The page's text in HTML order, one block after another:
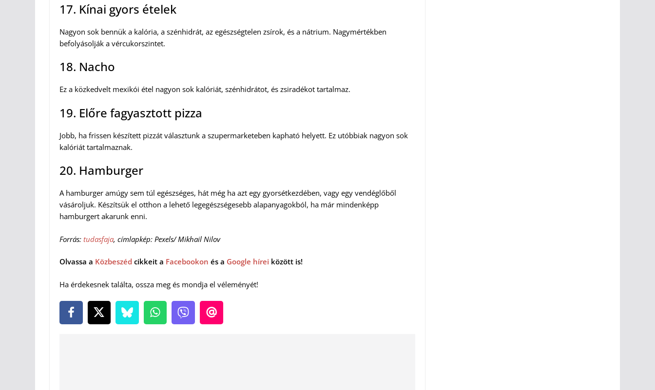
17. Kínai gyors ételek
Nagyon sok bennük a kalória, a szénhidrát, az egészségtelen zsírok, és a nátrium. Nagymértékben
befolyásolják a vércukorszintet.
18. Nacho
Ez a közkedvelt mexikói étel nagyon sok kalóriát, szénhidrátot, és zsiradékot tartalmaz.
19. Előre fagyasztott pizza
Jobb, ha frissen készített pizzát választunk a szupermarketeben kapható helyett. Ez utóbbiak nagyon sok
kalóriát tartalmaznak.
20. Hamburger
A hamburger amúgy sem túl egészséges, hát még ha azt egy gyorsétkezdében, vagy egy vendéglőből
vásároljuk. Készítsük el otthon a lehető legegészségesebb alapanyagokból, ha már mindenképp
hamburgert akarunk enni.
Forrás: tudasfaja, címlapkép: Pexels/ Mikhail Nilov
Olvassa a Közbeszéd cikkeit a Facebookon és a Google hírei között is!
Ha érdekesnek találta, ossza meg és mondja el véleményét!